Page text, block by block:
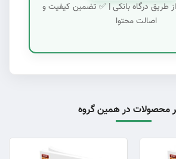
طریق درگاه بانکی | ✅ تضمین کیفیت و
اصالت محتوا
محصولات در همین گروه